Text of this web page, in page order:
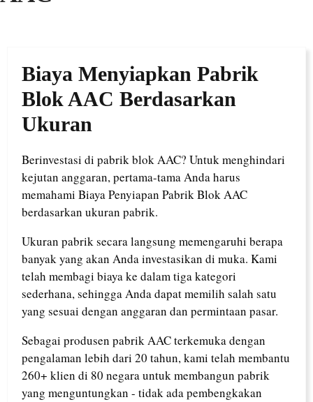
Biaya Menyiapkan Pabrik
Blok AAC Berdasarkan
Ukuran
Berinvestasi di pabrik blok AAC? Untuk menghindari
kejutan anggaran, pertama-tama Anda harus
memahami Biaya Penyiapan Pabrik Blok AAC
berdasarkan ukuran pabrik.
Ukuran pabrik secara langsung memengaruhi berapa
banyak yang akan Anda investasikan di muka. Kami
telah membagi biaya ke dalam tiga kategori
sederhana, sehingga Anda dapat memilih salah satu
yang sesuai dengan anggaran dan permintaan pasar.
Sebagai produsen pabrik AAC terkemuka dengan
pengalaman lebih dari 20 tahun, kami telah membantu
260+ klien di 80 negara untuk membangun pabrik
yang menguntungkan - tidak ada pembengkakan